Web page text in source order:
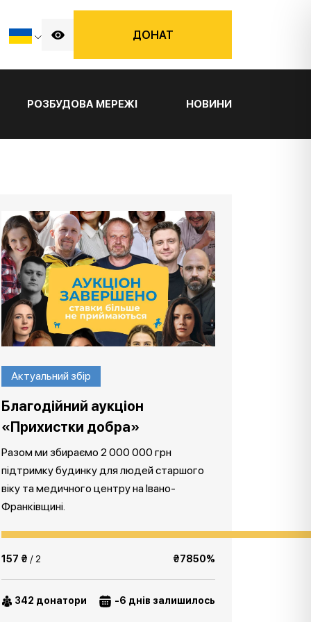
ДОНАТ
РОЗБУДОВА МЕРЕЖІ НОВИНИ
Актуальний збір
Благодійний аукціон
«Прихистки добра»
Разом ми збираємо 2 000 000 грн
підтримку будинку для людей старшого
віку та медичного центру на Івано-
Франківщині.
157 ₴ / 2 ₴7850%
342 донатори -6 днів залишилось